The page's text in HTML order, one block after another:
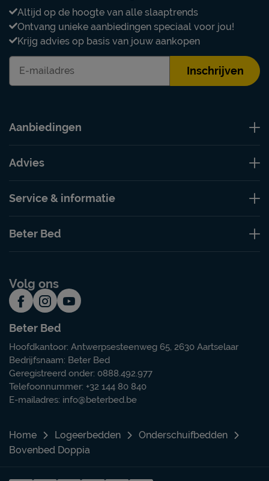
Altijd op de hoogte van alle slaaptrends
Ontvang unieke aanbiedingen speciaal voor jou!
Krijg advies op basis van jouw aankopen
Inschrijven
Aanbiedingen
Advies
Service & informatie
Beter Bed
Volg ons
Beter Bed
Hoofdkantoor: Antwerpsesteenweg 65, 2630 Aartselaar
Bedrijfsnaam: Beter Bed
Geregistreerd onder: 0888.492.977
Telefoonnummer: +32 144 80 840
E-mailadres: info@beterbed.be
Home Logeerbedden
Onderschuifbedden
Bovenbed Doppia